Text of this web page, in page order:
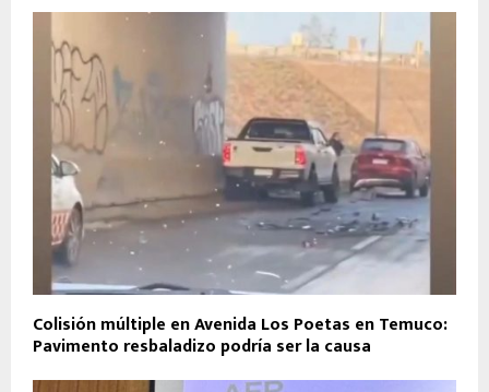
Colisión múltiple en Avenida Los Poetas en Temuco:
Pavimento resbaladizo podría ser la causa